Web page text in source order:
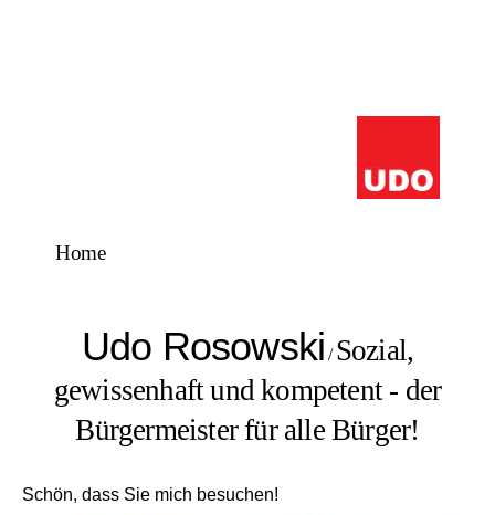
Home
Udo Rosowski /Sozial,
gewissenhaft und kompetent - der
Bürgermeister für alle Bürger!
Schön, dass Sie mich besuchen!